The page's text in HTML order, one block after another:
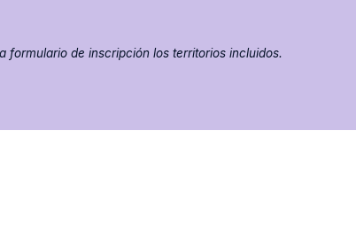
formulario de inscripción los territorios incluidos.